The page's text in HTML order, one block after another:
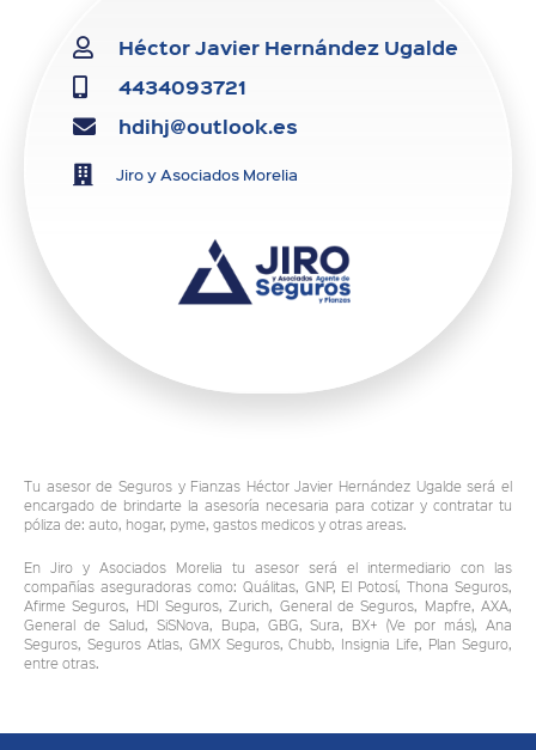
Héctor Javier Hernández Ugalde
4434093721
hdihj@outlook.es
Jiro y Asociados Morelia
Tu asesor de Seguros y Fianzas Héctor Javier Hernández Ugalde será el
encargado de brindarte la asesoría necesaria para cotizar y contratar tu
póliza de: auto, hogar, pyme, gastos medicos y otras areas.
En Jiro y Asociados Morelia tu asesor será el intermediario con las
compañías aseguradoras como: Quálitas, GNP, El Potosí, Thona Seguros,
Afirme Seguros, HDI Seguros, Zurich, General de Seguros, Mapfre, AXA,
General de Salud, SiSNova, Bupa, GBG, Sura, BX+ (Ve por más), Ana
Seguros, Seguros Atlas, GMX Seguros, Chubb, Insignia Life, Plan Seguro,
entre otras.